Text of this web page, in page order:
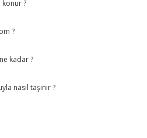
konur ?
?
kadar ?
nasıl taşınır ?